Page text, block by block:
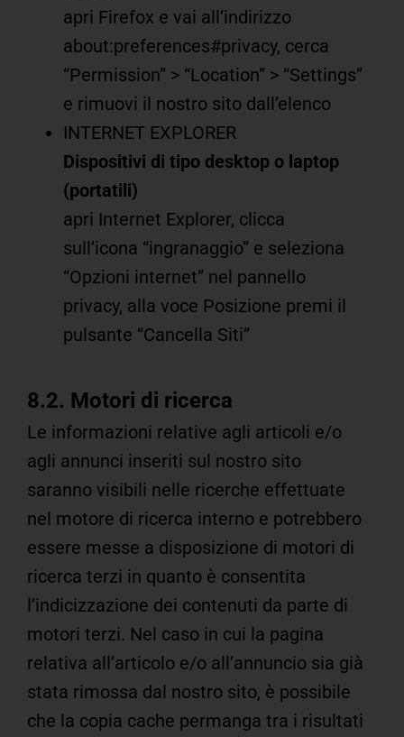
apri Firefox e vai all’indirizzo
about:preferences#privacy, cerca
“Permission” > “Location” > “Settings”
e rimuovi il nostro sito dall’elenco
INTERNET EXPLORER
Dispositivi di tipo desktop o laptop
(portatili)
apri Internet Explorer, clicca
sull’icona “ingranaggio” e seleziona
“Opzioni internet” nel pannello
privacy, alla voce Posizione premi il
pulsante “Cancella Siti”
8.2. Motori di ricerca
Le informazioni relative agli articoli e/o
agli annunci inseriti sul nostro sito
saranno visibili nelle ricerche effettuate
nel motore di ricerca interno e potrebbero
essere messe a disposizione di motori di
ricerca terzi in quanto è consentita
l’indicizzazione dei contenuti da parte di
motori terzi. Nel caso in cui la pagina
relativa all’articolo e/o all’annuncio sia già
stata rimossa dal nostro sito, è possibile
che la copia cache permanga tra i risultati